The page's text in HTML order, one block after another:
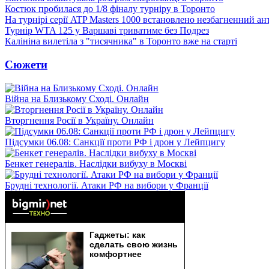
Костюк пробилася до 1/8 фіналу турніру в Торонто
На турнірі серії ATP Masters 1000 встановлено незбагненний
Турнір WTA 125 у Варшаві триватиме без Подрез
Калініна вилетіла з "тисячника" в Торонто вже на старті
Сюжети
Війна на Близькому Сході. Онлайн
Вторгнення Росії в Україну. Онлайн
Підсумки 06.08: Санкції проти РФ і дрон у Лейпцигу
Бенкет генералів. Наслідки вибуху в Москві
Брудні технології. Атаки РФ на вибори у Франції